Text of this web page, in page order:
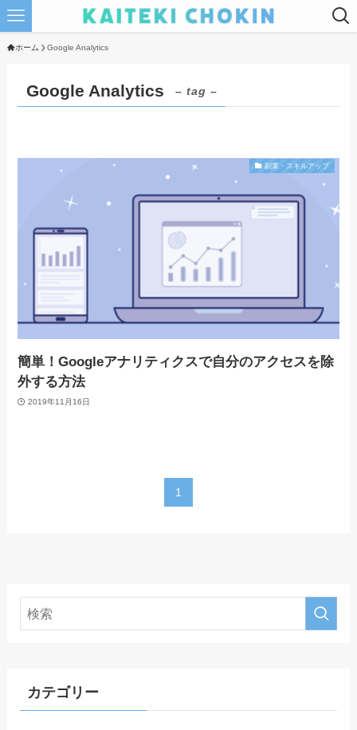
ホーム Google Analytics
Google Analytics – tag –
副業・スキルアップ
簡単！Googleアナリティクスで自分のアクセスを除
外する方法
2019年11月16日
1
カテゴリー